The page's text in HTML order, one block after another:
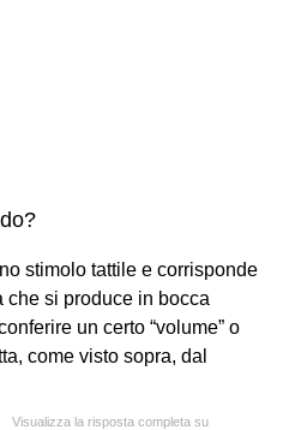
stimolo tattile e corrisponde
si produce in bocca
un certo “volume” o
come visto sopra, dal
Visualizza la risposta completa su